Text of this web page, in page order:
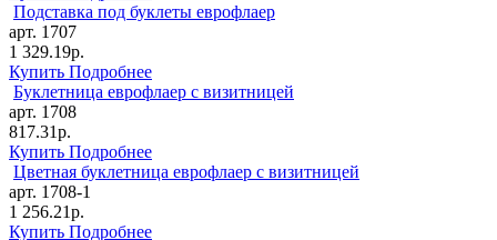
Подставка под буклеты еврофлаер
арт. 1707
1 329.19р.
Купить Подробнее
Буклетница еврофлаер с визитницей
арт. 1708
817.31р.
Купить Подробнее
Цветная буклетница еврофлаер с визитницей
арт. 1708-1
1 256.21р.
Купить Подробнее